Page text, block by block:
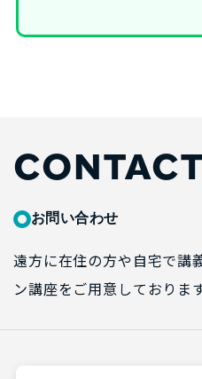
CONTACT
お問い合わせ
遠方に在住の方や自宅で講
ン講座をご用意しております